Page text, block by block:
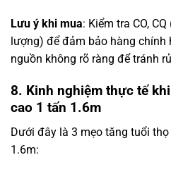
Lưu ý khi mua: Kiểm tra CO,
lượng) để đảm bảo hàng
nguồn không rõ ràng để tránh
8. Kinh nghiệm thực tế
cao 1 tấn 1.6m
Dưới đây là 3 mẹo tăng tuổi
1.6m: